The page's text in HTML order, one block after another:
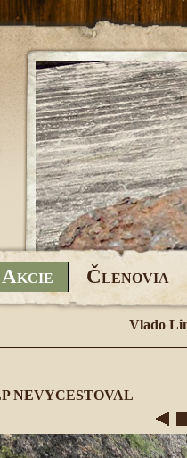
AKCIE ČLENOVIA
Vlado
NEVYCESTOVAL